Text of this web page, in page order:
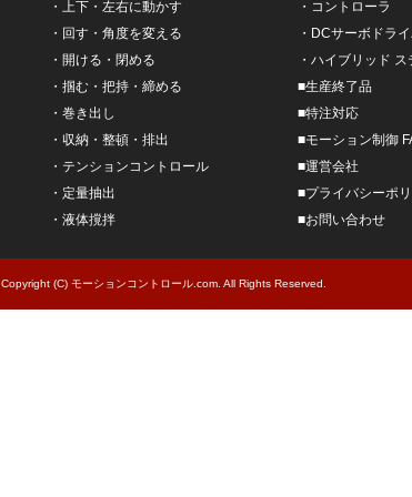
・
上下・左右に動かす
・ 回す・角度を変える
・ 開ける・閉める
・ 掴む・把持・締める
・ 巻き出し
・ 収納・整頓・排出
・ テンションコントロール
・ 定量抽出
・ 液体撹拌
・ コントローラ
・ DCサーボドラ
・ ハイブリッド ス
■生産終了品
■特注対応
■モーション制御
■運営会社
■プライバシーポ
■お問い合わせ
Copyright (C) モーションコントロール.com. All Rights Reserved.